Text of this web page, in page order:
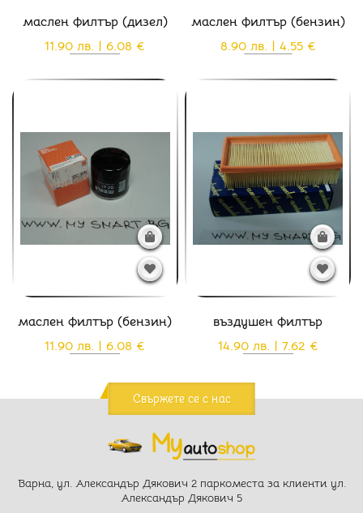
маслен филтър (дизел)
11.90 лв. | 6.08 €
маслен филтър (бензин)
8.90 лв. | 4.55 €
маслен филтър (бензин)
11.90 лв. | 6.08 €
въздушен филтър
14.90 лв. | 7.62 €
Свържете се с нас
Варна, ул. Александър Дякович 2 паркоместа за клиенти ул.
Александър Дякович 5